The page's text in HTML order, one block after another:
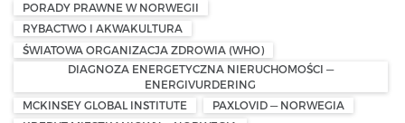
PORADY PRAWNE W NORWEGII
RYBACTWO I AKWAKULTURA
ŚWIATOWA ORGANIZACJA ZDROWIA (WHO)
DIAGNOZA ENERGETYCZNA NIERUCHOMOŚCI —
ENERGIVURDERING
MCKINSEY GLOBAL INSTITUTE
PAXLOVID — NORWEGIA